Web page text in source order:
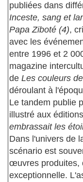
publiées dans
Inceste, sang et
Papa Ziboté (4),
avec les
entre 1996 et 2
magazine
de Les couleurs
déroulant à
Le tandem publie
illustré aux
embrassait les
Dans l'univers de
scénario est
œuvres produites,
exceptionnelle.